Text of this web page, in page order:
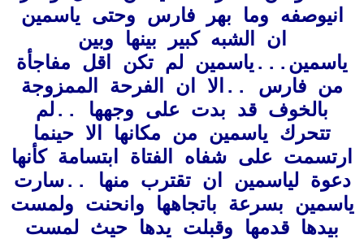
انيوصفه وما بهر فارس وحتى ياسمين
ان الشبه كبير بينها وبين
ياسمين...ياسمين لم تكن اقل مفاجأة
من فارس ..الا ان الفرحة الممزوجة
بالخوف قد بدت على وجهها ..لم
تتحرك ياسمين من مكانها الا حينما
ارتسمت على شفاه الفتاة ابتسامة كأنها
دعوة لياسمين ان تقترب منها ..سارت
ياسمين بسرعة باتجاهها وانحنت ولمست
بيدها قدمها وقبلت يدها حيث لمست